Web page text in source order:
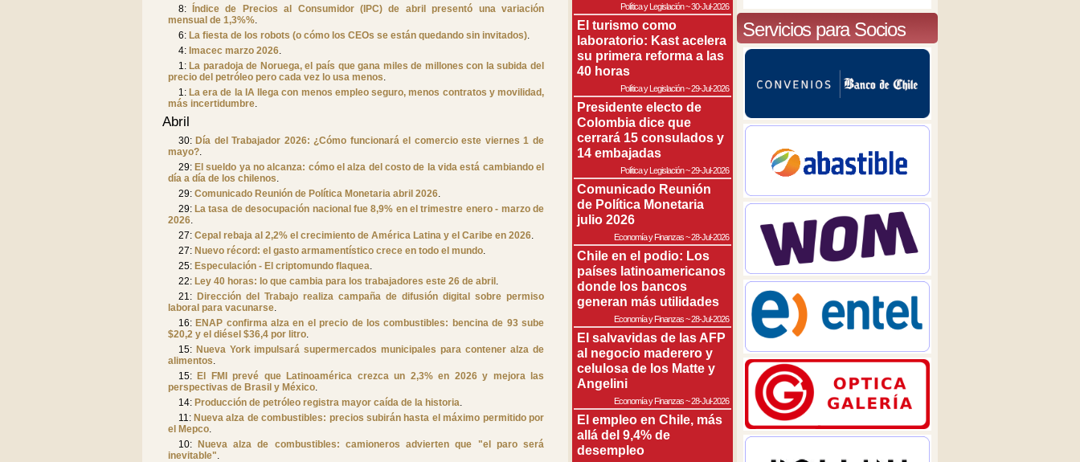
8:
Índice de Precios al Consumidor (IPC) de abril presentó una variación
mensual de 1,3%%.
6: La fiesta de los robots (o cómo los CEOs se están quedando sin invitados).
4: Imacec marzo 2026.
1: La paradoja de Noruega, el país que gana miles de millones con la subida del
precio del petróleo pero cada vez lo usa menos.
1: La era de la IA llega con menos empleo seguro, menos contratos y movilidad,
más incertidumbre.
Abril
30: Día del Trabajador 2026: ¿Cómo funcionará el comercio este viernes 1 de
mayo?.
29: El sueldo ya no alcanza: cómo el alza del costo de la vida está cambiando el
día a día de los chilenos.
29: Comunicado Reunión de Política Monetaria abril 2026.
29: La tasa de desocupación nacional fue 8,9% en el trimestre enero - marzo de
2026.
27: Cepal rebaja al 2,2% el crecimiento de América Latina y el Caribe en 2026.
27: Nuevo récord: el gasto armamentístico crece en todo el mundo.
25: Especulación - El criptomundo flaquea.
22: Ley 40 horas: lo que cambia para los trabajadores este 26 de abril .
21: Dirección del Trabajo realiza campaña de difusión digital sobre permiso
laboral para vacunarse.
16: ENAP confirma alza en el precio de los combustibles: bencina de 93 sube
$20,2 y el diésel $36,4 por litro.
15: Nueva York impulsará supermercados municipales para contener alza de
alimentos.
15: El FMI prevé que Latinoamérica crezca un 2,3% en 2026 y mejora las
perspectivas de Brasil y México.
14: Producción de petróleo registra mayor caída de la historia.
11: Nueva alza de combustibles: precios subirán hasta el máximo permitido por
el Mepco.
10:
Nueva alza de combustibles: camioneros advierten que "el paro será
inevitable".
Política y Legislación~30-Jul-2026
El turismo como
laboratorio: Kast acelera
su primera reforma a las
40 horas
Política y Legislación~29-Jul-2026
Presidente electo de
Colombia dice que
cerrará 15 consulados y
14 embajadas
Política y Legislación~29-Jul-2026
Comunicado Reunión
de Política Monetaria
julio 2026
Economía y Finanzas~28-Jul-2026
Chile en el podio: Los
países latinoamericanos
donde los bancos
generan más utilidades
Economía y Finanzas~28-Jul-2026
El salvavidas de las AFP
al negocio maderero y
celulosa de los Matte y
Angelini
Economía y Finanzas~28-Jul-2026
El empleo en Chile, más
allá del 9,4% de
desempleo
Servicios para Socios